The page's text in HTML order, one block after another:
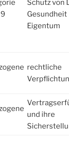
Schutz von
Gesundheit
Eigentum
rechtliche
und ihre